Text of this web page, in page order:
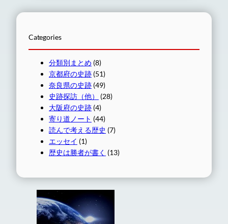
Categories
分類別まとめ (8)
京都府の史跡 (51)
奈良県の史跡 (49)
史跡探訪（他）
(28)
大阪府の史跡 (4)
寄り道ノート (44)
読んで考える歴史 (7)
エッセイ (1)
歴史は勝者が書く (13)